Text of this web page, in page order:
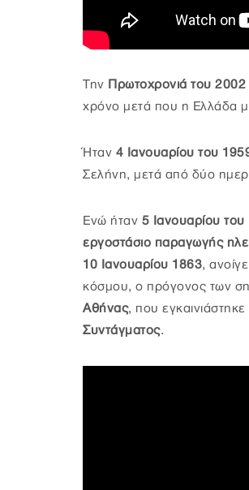
Την Πρωτοχρονιά του 2002
χρόνο μετά που η Ελλάδα
Ήταν 4 Ιανουαρίου του
Σελήνη, μετά από δύο
Ενώ ήταν 5 Ιανουαρίου
εργοστάσιο παραγωγής
10 Ιανουαρίου 1863,
κόσμου, ο πρόγονος των
Αθήνας, που
Συντάγματος.